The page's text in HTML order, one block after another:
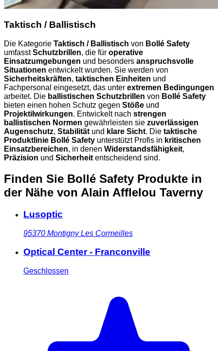
Taktisch / Ballistisch
Die Kategorie Taktisch / Ballistisch von Bollé Safety
umfasstSchutzbrillen, die für operative
Einsatzumgebungen und besonders anspruchsvolle
Situationen entwickelt wurden. Sie werden von
Sicherheitskräften, taktischen Einheiten und
Fachpersonal eingesetzt, das unter extremen Bedingungen
arbeitet. Die ballistischen Schutzbrillen von Bollé Safety
bieten einen hohen Schutz gegen Stöße und
Projektilwirkungen. Entwickelt nach strengen
ballistischen Normen gewährleisten sie zuverlässigen
Augenschutz, Stabilität und klare Sicht. Die taktische
Produktlinie Bollé Safety unterstützt Profis in kritischen
Einsatzbereichen, in denen Widerstandsfähigkeit,
Präzision und Sicherheit entscheidend sind.
Finden Sie Bollé Safety Produkte in
der Nähe von Alain Afflelou Taverny
Lusoptic
95370 Montigny Les Cormeilles
Optical Center - Franconville
Geschlossen